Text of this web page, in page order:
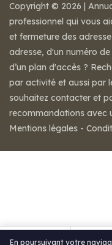
En poursuivant votre
Copyright © 2026 |
professionnel qui vous
et fermeture des
adresse, d'un numéro de
d’un plan d'accès ?
par activité et aussi par
souhaitez contacter et
recommandations avec
Mentions légales -